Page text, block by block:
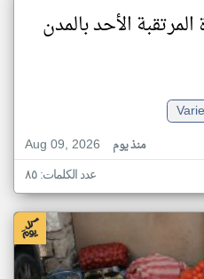
الأحد بالمدن
Aug 09, 2026
منذ يوم
عدد الكلمات: ٨٥